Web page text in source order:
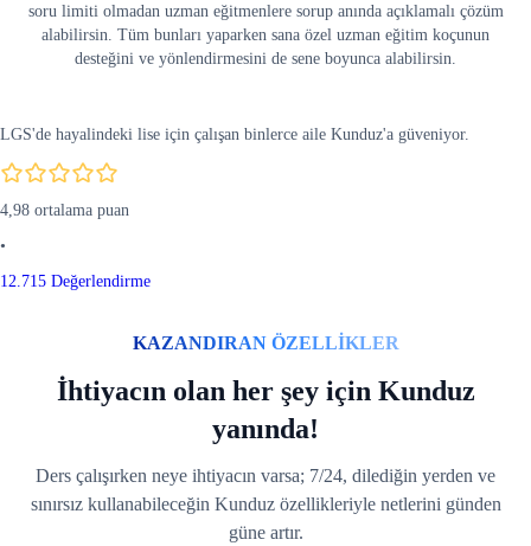
soru limiti olmadan uzman eğitmenlere sorup anında açıklamalı çözüm
alabilirsin. Tüm bunları yaparken sana özel uzman eğitim koçunun
desteğini ve yönlendirmesini de sene boyunca alabilirsin.
LGS'de hayalindeki lise için çalışan binlerce aile Kunduz'a güveniyor.
4,98 ortalama puan
•
12.715 Değerlendirme
KAZANDIRAN ÖZELLİKLER
İhtiyacın olan her şey için Kunduz
yanında!
Ders çalışırken neye ihtiyacın varsa; 7/24, dilediğin yerden ve
sınırsız kullanabileceğin Kunduz özellikleriyle netlerini günden
güne artır.